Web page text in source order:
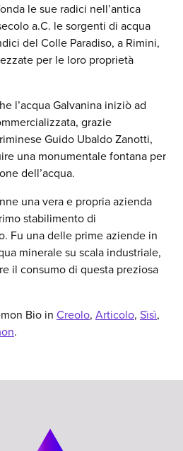
le sue radici nell’antica
a.C. le sorgenti di acqua
del Colle Paradiso, a Rimini,
per le loro proprietà
l’acqua Galvanina iniziò ad
grazie
Guido Ubaldo Zanotti,
una monumentale fontana per
dell’acqua.
una vera e propria azienda
stabilimento di
Fu una delle prime aziende in
minerale su scala industriale,
il consumo di questa preziosa
Bio in Creolo, Articolo, Sìsì,
.